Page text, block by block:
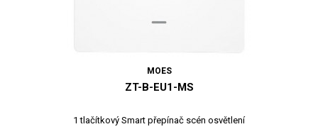
MOES
ZT-B-EU1-MS
1 tlačítkový Smart přepínač scén osvětlení